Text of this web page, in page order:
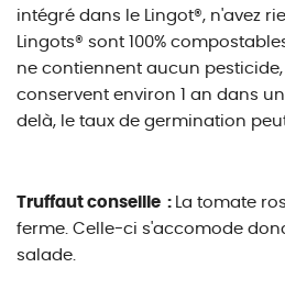
intégré dans le Lingot®, n'avez
Lingots® sont 100%
ne contiennent aucun pesticide,
conservent environ 1 an dans
delà, le taux de germination
Truffaut conseille : La tomate
ferme. Celle-ci s'accomode
salade.